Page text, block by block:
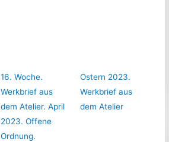
16. Woche.
Werkbrief aus
dem Atelier. April
2023. Offene
Ordnung.
Ostern 2023.
Werkbrief aus
dem Atelier